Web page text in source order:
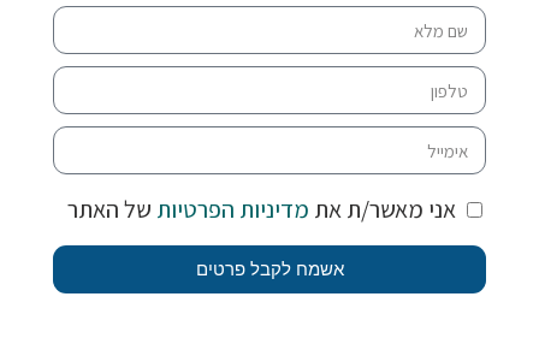
אני מאשר/ת את מדיניות הפרטיות של האתר
אשמח לקבל פרטים